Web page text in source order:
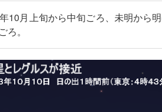
10月上旬から中旬ごろ、未明から
ろ。